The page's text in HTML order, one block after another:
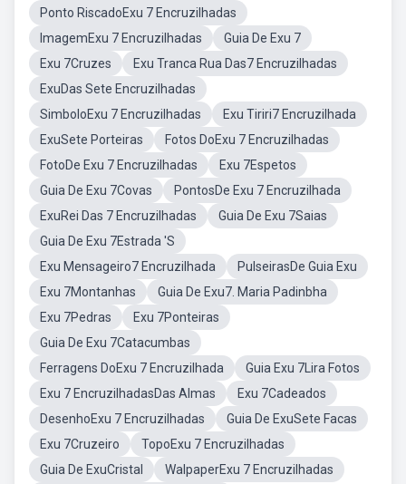
Ponto RiscadoExu 7 Encruzilhadas
ImagemExu 7 Encruzilhadas
Guia De Exu 7
Exu 7Cruzes
Exu Tranca Rua Das7 Encruzilhadas
ExuDas Sete Encruzilhadas
SimboloExu 7 Encruzilhadas
Exu Tiriri7 Encruzilhada
ExuSete Porteiras
Fotos DoExu 7 Encruzilhadas
FotoDe Exu 7 Encruzilhadas
Exu 7Espetos
Guia De Exu 7Covas
PontosDe Exu 7 Encruzilhada
ExuRei Das 7 Encruzilhadas
Guia De Exu 7Saias
Guia De Exu 7Estrada 'S
Exu Mensageiro7 Encruzilhada
PulseirasDe Guia Exu
Exu 7Montanhas
Guia De Exu7. Maria Padinbha
Exu 7Pedras
Exu 7Ponteiras
Guia De Exu 7Catacumbas
Ferragens DoExu 7 Encruzilhada
Guia Exu 7Lira Fotos
Exu 7 EncruzilhadasDas Almas
Exu 7Cadeados
DesenhoExu 7 Encruzilhadas
Guia De ExuSete Facas
Exu 7Cruzeiro
TopoExu 7 Encruzilhadas
Guia De ExuCristal
WalpaperExu 7 Encruzilhadas